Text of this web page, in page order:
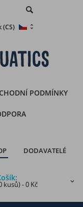
(CS)
PODMÍNKY
DODAVATELÉ
kusů) - 0 Kč